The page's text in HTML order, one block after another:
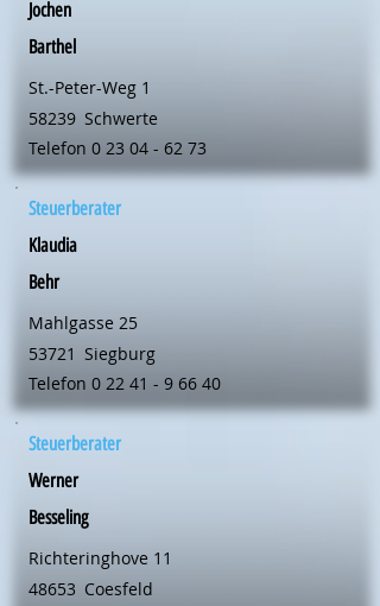
Jochen
Barthel
St.-Peter-Weg 1
58239 Schwerte
Telefon 0 23 04 - 62 73
Steuerberater
Klaudia
Behr
Mahlgasse 25
53721 Siegburg
Telefon 0 22 41 - 9 66 40
Steuerberater
Werner
Besseling
Richteringhove 11
48653 Coesfeld